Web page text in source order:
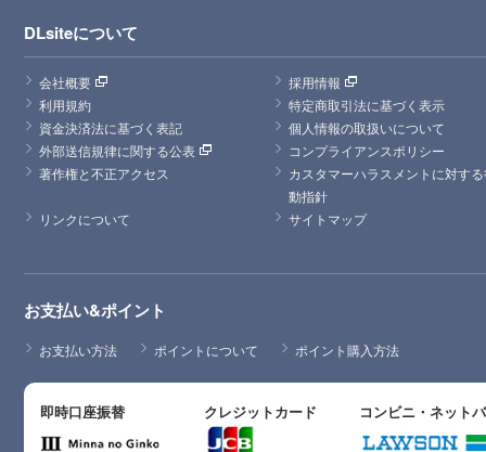
DLsiteについて
会社概要
採用情報
利用規約
特定商取引法に基づく表示
資金決済法に基づく表記
個人情報の取扱いについて
外部送信規律に関する公表
コンプライアンスポリシー
著作権と不正アクセス
カスタマーハラスメントに対す
動指針
リンクについて
サイトマップ
お支払い&ポイント
お支払い方法 ポイントについて ポイント購入方法
即時口座振替 クレジットカード コンビニ・ネット